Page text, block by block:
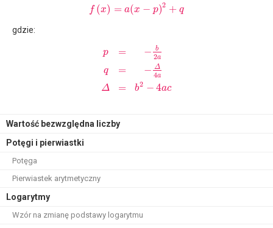
f (x) = a(x − p)2 + q
gdzie:
p
q
Δ
=
=
=
− b
2a
− Δ
4a
b2 − 4ac
Wartość bezwzględna liczby
Potęgi i pierwiastki
Potęga
Pierwiastek arytmetyczny
Logarytmy
Wzór na zmianę podstawy logarytmu